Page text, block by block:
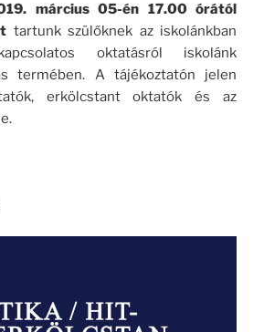
március 05-én 17.00 órától
tartunk szülőknek az iskolánkban
oktatásról iskolánk
termében. A tájékoztatón jelen
erkölcstant oktatók és az